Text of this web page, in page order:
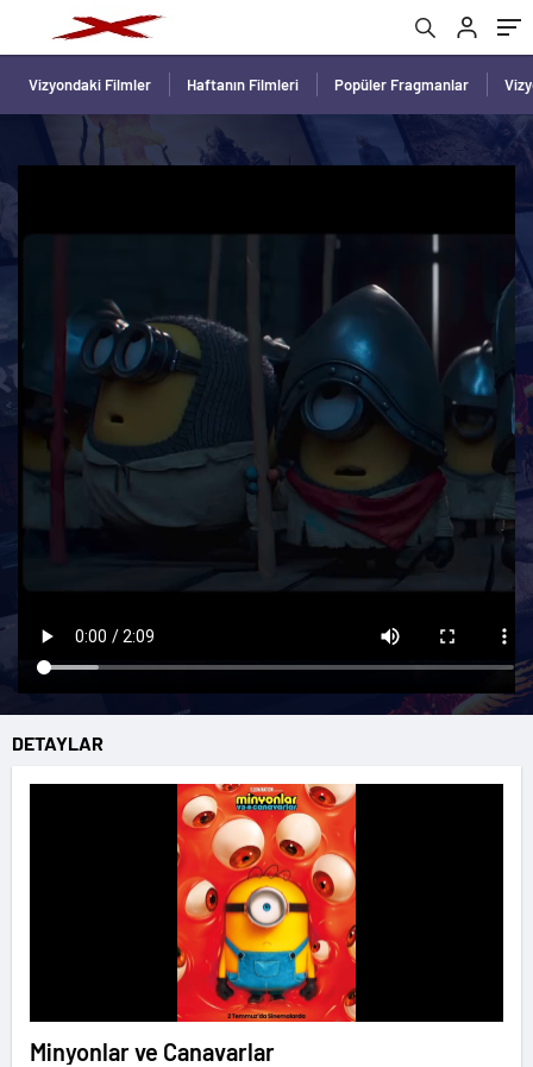
Vizyondaki Filmler Haftanın Filmleri Popüler Fragmanlar
DETAYLAR
Minyonlar ve Canavarlar